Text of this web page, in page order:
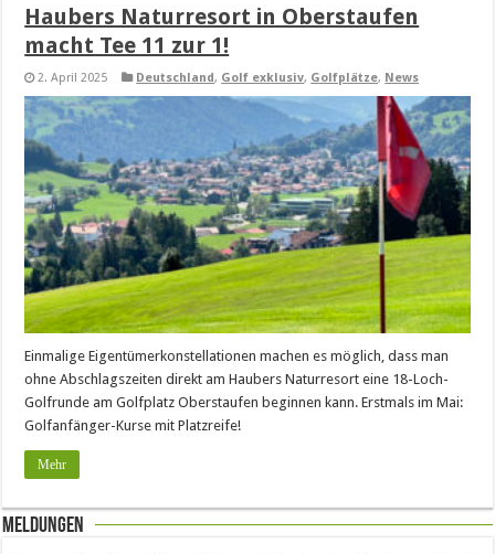
Haubers Naturresort in Oberstaufen
macht Tee 11 zur 1!
2. April 2025 Deutschland, Golf exklusiv, Golfplätze, News
Einmalige Eigentümerkonstellationen machen es möglich, dass man
ohne Abschlagszeiten direkt am Haubers Naturresort eine 18-Loch-
Golfrunde am Golfplatz Oberstaufen beginnen kann. Erstmals im Mai:
Golfanfänger-Kurse mit Platzreife!
Mehr
Meldungen